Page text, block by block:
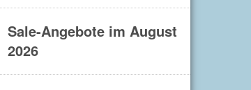
Sale-Angebote im August
2026